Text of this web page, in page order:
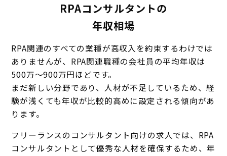
RPAコンサルタントの
年収相場
RPA関連のすべての業種が高収入を約束するわけでは
ありませんが、RPA関連職種の会社員の平均年収は
500万～900万円ほどです。
まだ新しい分野であり、人材が不足しているため、経
験が浅くても年収が比較的高めに設定される傾向があ
ります。
フリーランスのコンサルタント向けの求人では、RPA
コンサルタントとして優秀な人材を確保するため、年